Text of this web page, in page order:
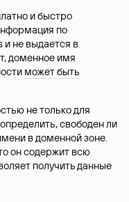
и быстро
по
не выдается в
доменное имя
может быть
не только для
свободен ли
в доменной зоне.
он содержит всю
получить данные